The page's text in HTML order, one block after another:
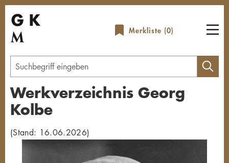
Direkt
zum
Inhalt
Merkliste (0)
Geben
Sie
einen
Suchbegriff
Werkverzeichnis Georg
Kolbe
(Stand: 16.06.2026)